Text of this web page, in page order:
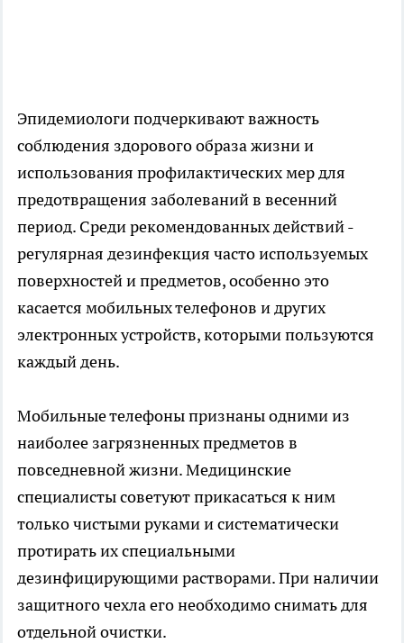
Эпидемиологи подчеркивают важность
соблюдения здорового образа жизни и
использования профилактических мер для
предотвращения заболеваний в весенний
период. Среди рекомендованных действий -
регулярная дезинфекция часто используемых
поверхностей и предметов, особенно это
касается мобильных телефонов и других
электронных устройств, которыми пользуются
каждый день.
Мобильные телефоны признаны одними из
наиболее загрязненных предметов в
повседневной жизни. Медицинские
специалисты советуют прикасаться к ним
только чистыми руками и систематически
протирать их специальными
дезинфицирующими растворами. При наличии
защитного чехла его необходимо снимать для
отдельной очистки.